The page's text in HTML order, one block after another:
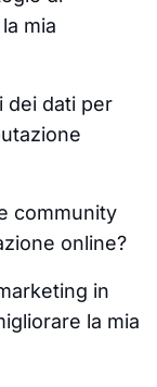
mia
dei dati per
community
online?
in
la mia